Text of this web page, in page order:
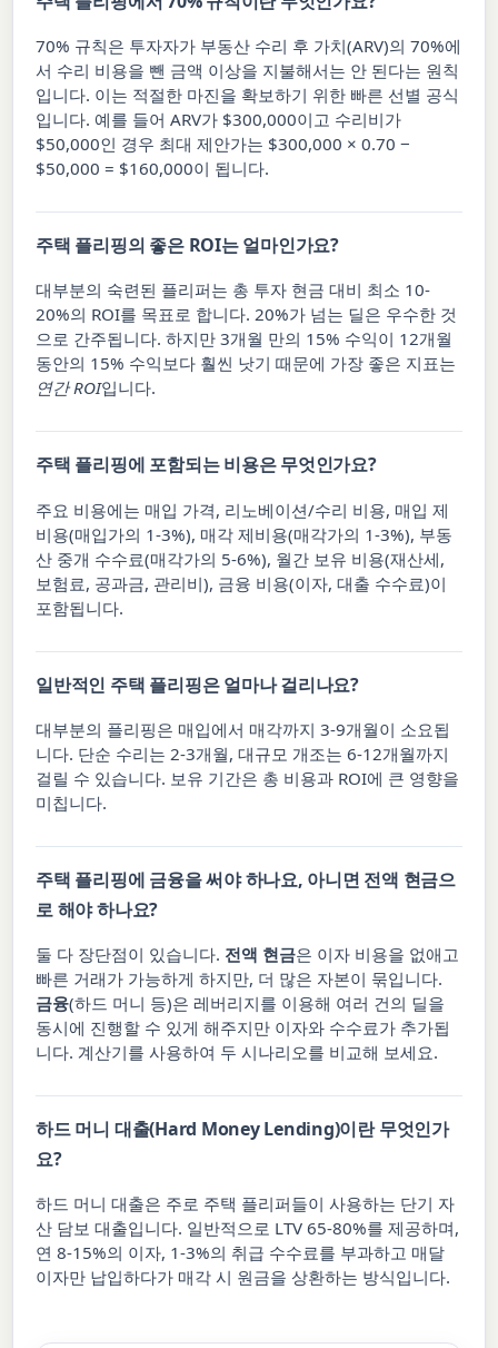
70% 규칙은 투자자가 부동산 수리 후 가치(ARV)의 70%에
서 수리 비용을 뺀 금액 이상을 지불해서는 안 된다는 원칙
입니다. 이는 적절한 마진을 확보하기 위한 빠른 선별 공식
입니다. 예를 들어 ARV가 $300,000이고 수리비가
$50,000인 경우 최대 제안가는 $300,000 × 0.70 −
$50,000 = $160,000이 됩니다.
주택 플리핑의 좋은 ROI는 얼마인가요?
대부분의 숙련된 플리퍼는 총 투자 현금 대비 최소 10-
20%의 ROI를 목표로 합니다. 20%가 넘는 딜은 우수한 것
으로 간주됩니다. 하지만 3개월 만의 15% 수익이 12개월
동안의 15% 수익보다 훨씬 낫기 때문에 가장 좋은 지표는
연간 ROI입니다.
주택 플리핑에 포함되는 비용은 무엇인가요?
주요 비용에는 매입 가격, 리노베이션/수리 비용, 매입 제
비용(매입가의 1-3%), 매각 제비용(매각가의 1-3%), 부동
산 중개 수수료(매각가의 5-6%), 월간 보유 비용(재산세,
보험료, 공과금, 관리비), 금융 비용(이자, 대출 수수료)이
포함됩니다.
일반적인 주택 플리핑은 얼마나 걸리나요?
대부분의 플리핑은 매입에서 매각까지 3-9개월이 소요됩
니다. 단순 수리는 2-3개월, 대규모 개조는 6-12개월까지
걸릴 수 있습니다. 보유 기간은 총 비용과 ROI에 큰 영향을
미칩니다.
주택 플리핑에 금융을 써야 하나요, 아니면 전액 현금으
로 해야 하나요?
둘 다 장단점이 있습니다. 전액 현금은 이자 비용을 없애고
빠른 거래가 가능하게 하지만, 더 많은 자본이 묶입니다.
금융(하드 머니 등)은 레버리지를 이용해 여러 건의 딜을
동시에 진행할 수 있게 해주지만 이자와 수수료가 추가됩
니다. 계산기를 사용하여 두 시나리오를 비교해 보세요.
하드 머니 대출(Hard Money Lending)이란 무엇인가
요?
하드 머니 대출은 주로 주택 플리퍼들이 사용하는 단기 자
산 담보 대출입니다. 일반적으로 LTV 65-80%를 제공하며,
연 8-15%의 이자, 1-3%의 취급 수수료를 부과하고 매달
이자만 납입하다가 매각 시 원금을 상환하는 방식입니다.